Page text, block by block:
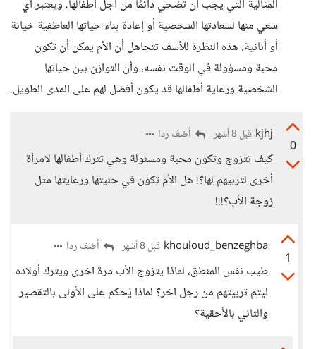
المثالية التي يجب أن تضحي دائمًا من أجل أطفالها، ويعتبر أي
سعي منها لسعادتها الشخصية أو إعادة بناء حياتها العاطفية خيانة
أو أنانية. هذه النظرة للأسف تتجاهل أن الأم يمكن أن تكون
محبة ومسؤولة في الوقت نفسه، وأن التوازن بين حياتها
الشخصية ورعاية أطفالها قد يكون أفضل لهم على المدى الطويل.
0
kjhj قبل 8 أشهر أضف ردا
كيف تتزوج وتكون محبة ومسئولة وهي تترك أطفالها لامرأة
أخرى لتربيهم لها؟! هل الأم تكون في حنيتها ورعايتها مثل
زوجة الأب؟!!!
1
khouloud_benzeghba قبل 8 أشهر أضف ردا
طيب نفس المنطق، لماذا يتزوج الأب مرة اخرى ويترك أولاده
ليتم تربيتهم من رجل اخر؟ لماذا يُحكم على الأولى بالتقصير
والثاني بالأحقية؟